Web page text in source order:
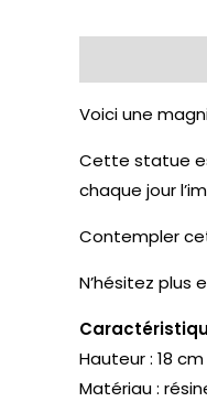
Voici une
Cette statue
chaque jour
Contempler
N’hésitez
Hauteur : 18 cm
Matériau :